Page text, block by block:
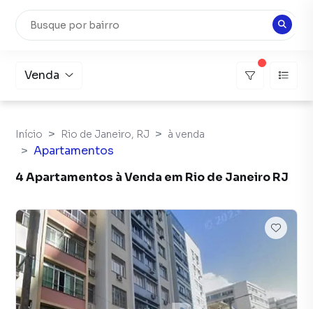
Venda
Início Rio de Janeiro, RJ à venda
Apartamentos
4 Apartamentos à Venda em Rio de Janeiro RJ